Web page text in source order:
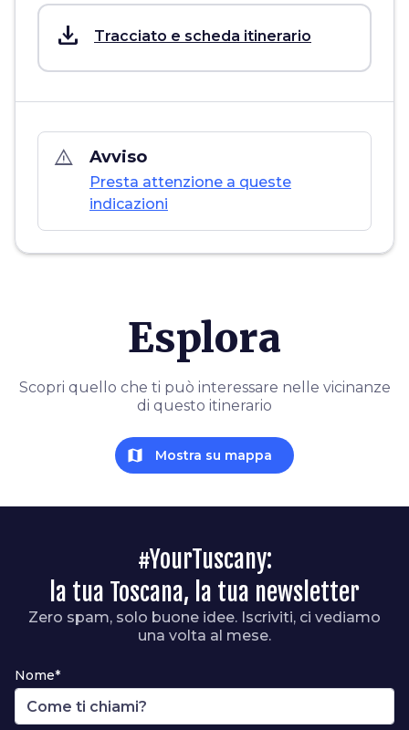
save_alt Tracciato e scheda itinerario
warning_amber Avviso
Presta attenzione a queste
indicazioni
Esplora
Scopri quello che ti può interessare nelle vicinanze
di questo itinerario
map Mostra su mappa
#YourTuscany:
la tua Toscana, la tua newsletter
Zero spam, solo buone idee. Iscriviti, ci vediamo
una volta al mese.
Nome*